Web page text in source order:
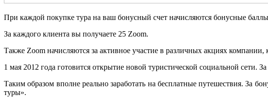
При каждой покупке тура на ваш бонусный счет начисляются бонусные
За каждого клиента вы получаете 25 Zoom.
Также Zoom начисляются за активное участие в различных акциях компании,
1 мая 2012 года готовится открытие новой туристической социальной сети.
Таким образом вполне реально заработать на бесплатные путешествия. За
туры».